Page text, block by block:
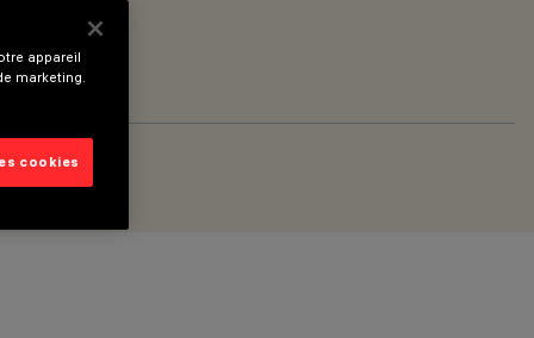
appareil
marketing.
cookies